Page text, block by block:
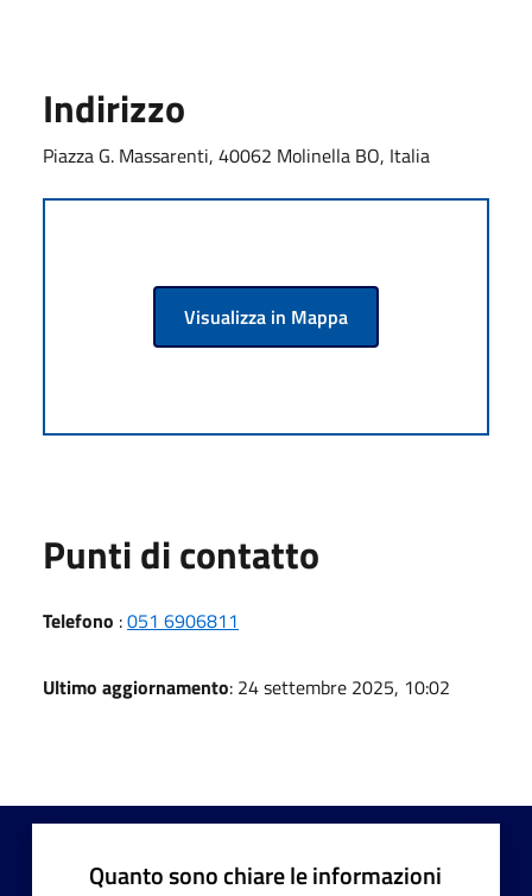
Indirizzo
Piazza G. Massarenti, 40062 Molinella BO, Italia
Visualizza in Mappa
Punti di contatto
Telefono :051 6906811
Ultimo aggiornamento: 24 settembre 2025, 10:02
Quanto sono chiare le informazioni